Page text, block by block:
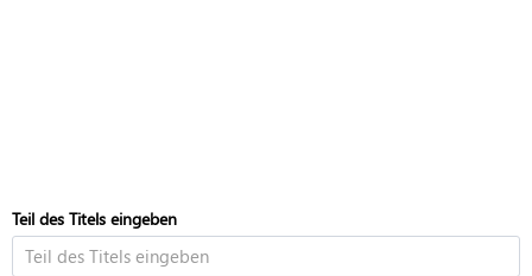
Teil des Titels eingeben